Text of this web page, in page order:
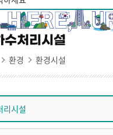
수처리시설
환경 환경시설
리시설